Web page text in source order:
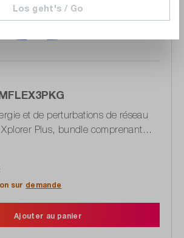
et de perturbations de réseau
Plus, bundle comprenant
sur demande
Ajouter au panier
Los geht's / Go